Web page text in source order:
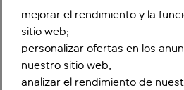
mejorar el rendimiento y la
sitio web;
personalizar ofertas en los
nuestro sitio web;
analizar el rendimiento de